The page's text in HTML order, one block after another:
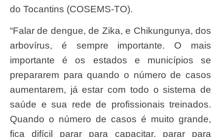
do Tocantins (COSEMS-TO).
“Falar de dengue, de Zika, e Chikungunya, dos
arbovírus, é sempre importante. O mais
importante é os estados e municípios se
prepararem para quando o número de casos
aumentarem, já estar com todo o sistema de
saúde e sua rede de profissionais treinados.
Quando o número de casos é muito grande,
fica difícil parar para capacitar, parar para